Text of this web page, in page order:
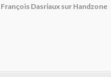
Dasriaux sur Handzone